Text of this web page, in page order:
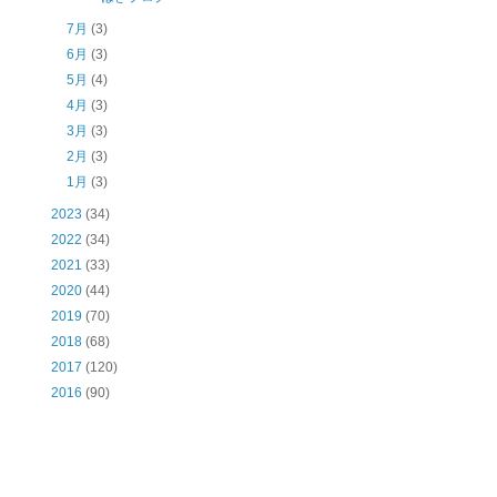
7月 (3)
6月 (3)
5月 (4)
4月 (3)
3月 (3)
2月 (3)
1月 (3)
2023 (34)
2022 (34)
2021 (33)
2020 (44)
2019 (70)
2018 (68)
2017 (120)
2016 (90)